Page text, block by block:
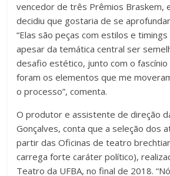
vencedor de três Prêmios Braskem,
decidiu que gostaria de se
“Elas são peças com estilos e
apesar da temática central ser
desafio estético, junto com o
foram os elementos que me
o processo”, comenta.
O produtor e assistente de direção
Gonçalves, conta que a seleção dos
partir das Oficinas de teatro
carrega forte caráter político),
Teatro da UFBA, no final de 2018.